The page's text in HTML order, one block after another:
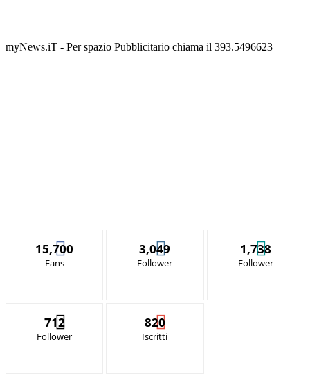
myNews.iT - Per spazio Pubblicitario chiama il 393.5496623
15,700
Fans
3,049
Follower
1,738
Follower
712
Follower
820
Iscritti